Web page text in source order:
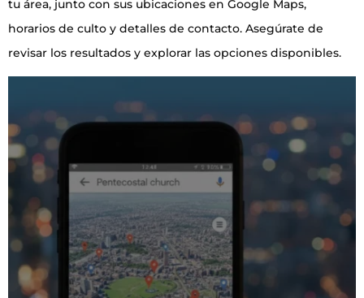
tu área, junto con sus ubicaciones en Google Maps,
horarios de culto y detalles de contacto. Asegúrate de
revisar los resultados y explorar las opciones disponibles.